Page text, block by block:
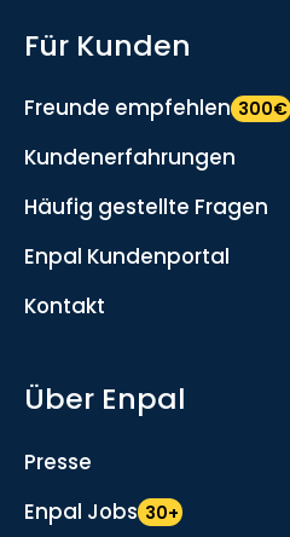
Für Kunden
Freunde empfehlen 300€
Kundenerfahrungen
Häufig gestellte Fragen
Enpal Kundenportal
Kontakt
Über Enpal
Presse
Enpal Jobs 30+